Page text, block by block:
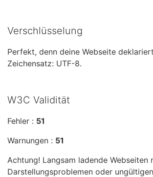
Verschlüsselung
Perfekt, denn deine Webseite
Zeichensatz: UTF-8.
W3C Validität
Fehler : 51
Warnungen : 51
Achtung! Langsam ladende Webseiten
Darstellungsproblemen oder